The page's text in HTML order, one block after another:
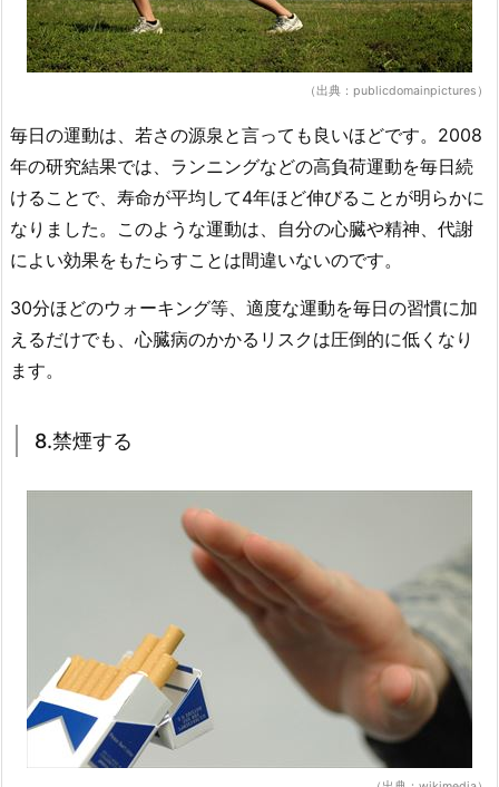
（出典：publicdomainpictures）
毎日の運動は、若さの源泉と言っても良いほどです。2008
年の研究結果では、ランニングなどの高負荷運動を毎日続
けることで、寿命が平均して4年ほど伸びることが明らかに
なりました。このような運動は、自分の心臓や精神、代謝
によい効果をもたらすことは間違いないのです。
30分ほどのウォーキング等、適度な運動を毎日の習慣に加
えるだけでも、心臓病のかかるリスクは圧倒的に低くなり
ます。
8.禁煙する